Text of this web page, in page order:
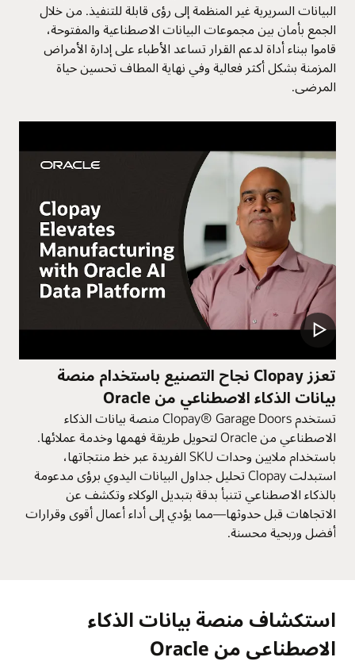
البيانات السريرية غير المنظمة إلى رؤى قابلة للتنفيذ. من خلال
الجمع بأمان بين مجموعات البيانات الاصطناعية والمفتوحة،
قاموا ببناء أداة لدعم القرار تساعد الأطباء على إدارة الأمراض
المزمنة بشكل أكثر فعالية وفي نهاية المطاف تحسين حياة
المرضى.
تعزز Clopay نجاح التصنيع باستخدام منصة
بيانات الذكاء الاصطناعي من Oracle
تستخدم Clopay® Garage Doors منصة بيانات الذكاء
الاصطناعي من Oracle لتحويل طريقة فهمها وخدمة عملائها.
باستخدام ملايين وحدات SKU الفريدة عبر خط منتجاتها،
استبدلت Clopay تحليل جداول البيانات اليدوي برؤى مدعومة
بالذكاء الاصطناعي تتنبأ بدقة بتبديل الوكلاء وتكشف عن
الاتجاهات قبل حدوثها—مما يؤدي إلى أداء أعمال أقوى وقرارات
أفضل وربحية محسنة.
استكشاف منصة بيانات الذكاء
الاصطناعي من Oracle